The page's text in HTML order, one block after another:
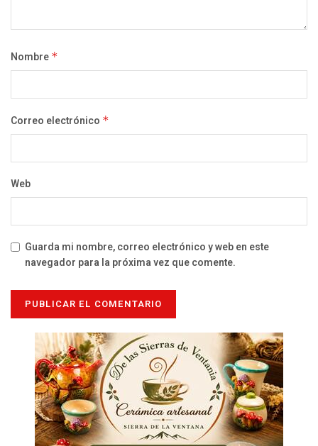
Nombre *
Correo electrónico *
Web
Guarda mi nombre, correo electrónico y web en este
navegador para la próxima vez que comente.